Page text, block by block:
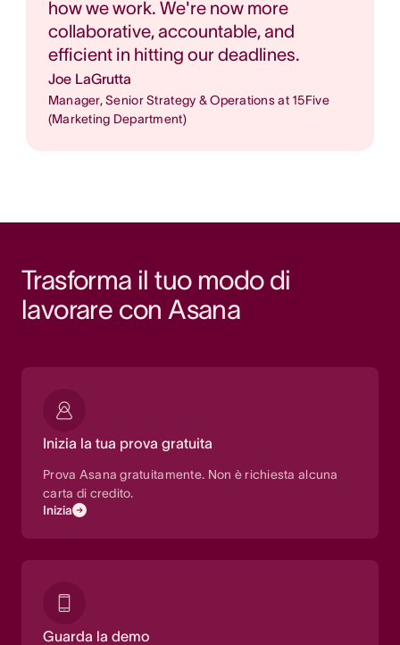
how we work. We're now more
collaborative, accountable, and
efficient in hitting our deadlines.
Joe LaGrutta
Manager, Senior Strategy & Operations at 15Five
(Marketing Department)
Trasforma il tuo modo di
lavorare con Asana
Inizia la tua prova gratuita
Prova Asana gratuitamente. Non è richiesta alcuna
carta di credito.
Inizia
Guarda la demo